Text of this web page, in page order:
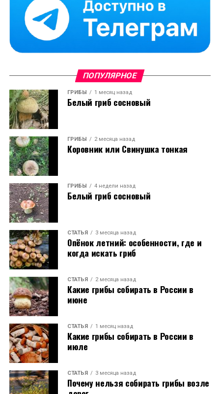
ПОПУЛЯРНОЕ
ГРИБЫ 1 месяц назад
Белый гриб сосновый
ГРИБЫ 2 месяца назад
Коровник или Свинушка тонкая
ГРИБЫ 4 недели назад
Белый гриб сосновый
СТАТЬЯ 3 месяца назад
Опёнок летний: особенности, где и
когда искать гриб
СТАТЬЯ 2 месяца назад
Какие грибы собирать в России в
июне
СТАТЬЯ 1 месяц назад
Какие грибы собирать в России в
июле
СТАТЬЯ 3 месяца назад
Почему нельзя собирать грибы возле